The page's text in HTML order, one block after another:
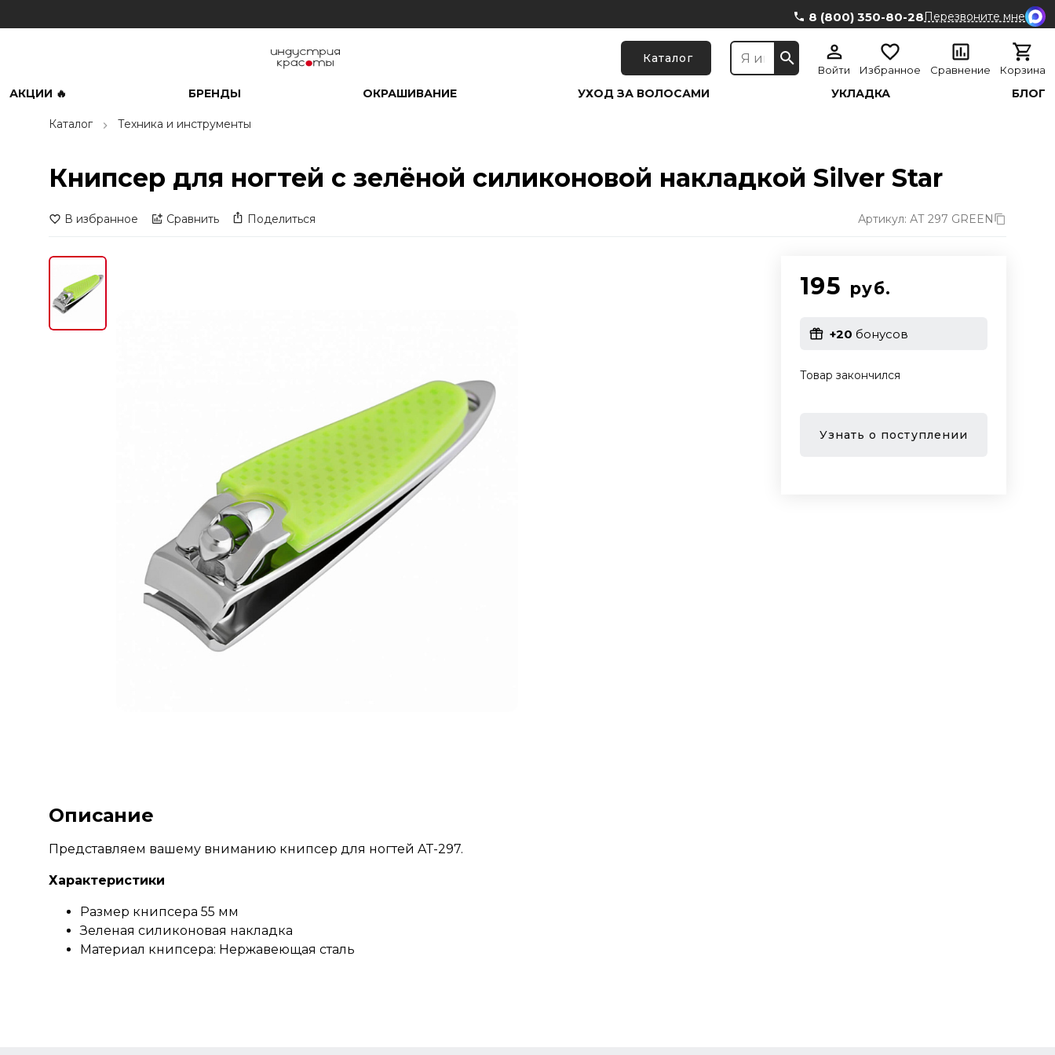
8 (800) 350-80-28Перезвоните мне
Каталог
Войти Избранное Сравнение Корзина
АКЦИИ 🔥 БРЕНДЫ ОКРАШИВАНИЕ УХОД ЗА ВОЛОСАМИ УКЛАДКА БЛОГ
Каталог Техника и инструменты
Книпсер для ногтей с зелёной силиконовой накладкой Silver Star
В избранное Сравнить Поделиться Артикул: АТ 297 GREEN
195 руб.
+20 бонусов
Товар закончился
Узнать о поступлении
Описание
Представляем вашему вниманию книпсер для ногтей AT-297.
Характеристики
Размер книпсера 55 мм
Зеленая силиконовая накладка
Материал книпсера: Нержавеющая сталь